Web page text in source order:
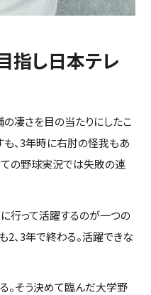
指し日本テレ
凄さを目の当たりにしたこ
、3年時に右肘の怪我もあ
ての野球実況では失敗の連
行って活躍するのが一つの
2、3年で終わる。活躍できな
。そう決めて臨んだ大学野